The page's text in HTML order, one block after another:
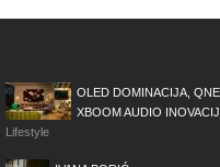
OLED DOMINACIJA,
XBOOM AUDIO
Lifestyle